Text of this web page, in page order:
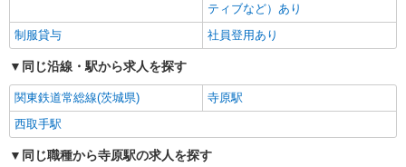
ティブなど）あり
制服貸与
社員登用あり
同じ沿線・駅から求人を探す
関東鉄道常総線(茨城県)
寺原駅
西取手駅
同じ職種から寺原駅の求人を探す